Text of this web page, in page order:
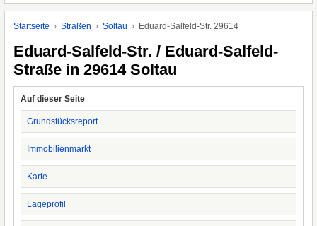
Startseite Straßen Soltau Eduard-Salfeld-Str. 29614
Eduard-Salfeld-Str. / Eduard-Salfeld-
Straße in 29614 Soltau
Auf dieser Seite
Grundstücksreport
Immobilienmarkt
Karte
Lageprofil